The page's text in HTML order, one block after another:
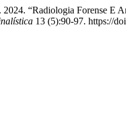
“Radiologia Forense E
13 (5):90-97. https://